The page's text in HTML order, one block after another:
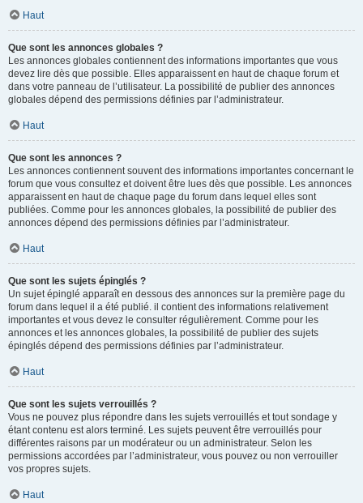
Haut
Que sont les annonces globales ?
Les annonces globales contiennent des informations importantes que vous
devez lire dès que possible. Elles apparaissent en haut de chaque forum et
dans votre panneau de l’utilisateur. La possibilité de publier des annonces
globales dépend des permissions définies par l’administrateur.
Haut
Que sont les annonces ?
Les annonces contiennent souvent des informations importantes concernant le
forum que vous consultez et doivent être lues dès que possible. Les annonces
apparaissent en haut de chaque page du forum dans lequel elles sont
publiées. Comme pour les annonces globales, la possibilité de publier des
annonces dépend des permissions définies par l’administrateur.
Haut
Que sont les sujets épinglés ?
Un sujet épinglé apparaît en dessous des annonces sur la première page du
forum dans lequel il a été publié. il contient des informations relativement
importantes et vous devez le consulter régulièrement. Comme pour les
annonces et les annonces globales, la possibilité de publier des sujets
épinglés dépend des permissions définies par l’administrateur.
Haut
Que sont les sujets verrouillés ?
Vous ne pouvez plus répondre dans les sujets verrouillés et tout sondage y
étant contenu est alors terminé. Les sujets peuvent être verrouillés pour
différentes raisons par un modérateur ou un administrateur. Selon les
permissions accordées par l’administrateur, vous pouvez ou non verrouiller
vos propres sujets.
Haut